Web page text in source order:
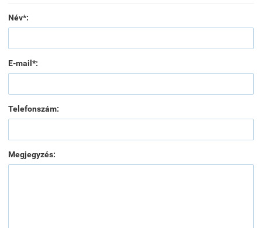
Név*:
E-mail*:
Telefonszám:
Megjegyzés: